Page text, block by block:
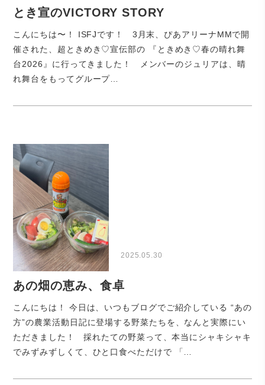
とき宣のVICTORY STORY
こんにちは〜！ ISFJです！ 3月末、ぴあアリーナMMで開
催された、超ときめき♡宣伝部の 『ときめき♡春の晴れ舞
台2026』に行ってきました！ メンバーのジュリアは、晴
れ舞台をもってグループ…
2025.05.30
あの畑の恵み、食卓
こんにちは！ 今日は、いつもブログでご紹介している “あの
方”の農業活動日記に登場する野菜たちを、なんと実際にい
ただきました！ 採れたての野菜って、本当にシャキシャキ
でみずみずしくて、ひと口食べただけで 「…